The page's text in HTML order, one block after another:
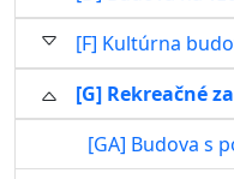
[F] Kultúrna
[G] Rekreačné
[GA] Budova s